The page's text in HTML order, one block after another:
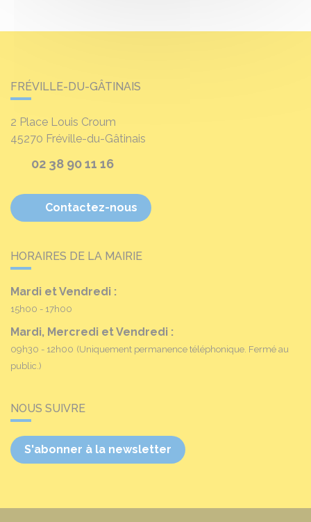
FRÉVILLE-DU-GÂTINAIS
2 Place Louis Croum
45270 Fréville-du-Gâtinais
02 38 90 11 16
Contactez-nous
HORAIRES DE LA MAIRIE
Mardi et Vendredi :
15h00 - 17h00
Mardi, Mercredi et Vendredi :
09h30 - 12h00 (Uniquement permanence téléphonique. Fermé au
public.)
NOUS SUIVRE
S'abonner à la newsletter